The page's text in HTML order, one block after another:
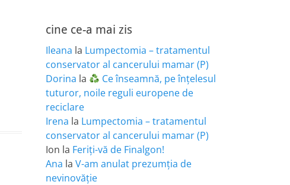
cine ce-a mai zis
Ileana la Lumpectomia – tratamentul
conservator al cancerului mamar (P)
Dorina la
Ce înseamnă, pe înțelesul
tuturor, noile reguli europene de
reciclare
Irena la Lumpectomia – tratamentul
conservator al cancerului mamar (P)
Ion la Feriţi-vă de Finalgon!
Ana la V-am anulat prezumția de
nevinovăție